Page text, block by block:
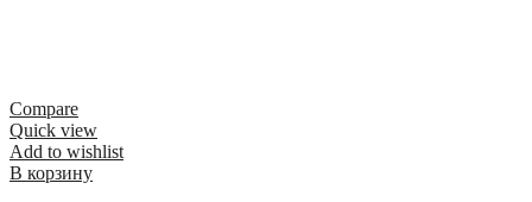
Compare
Quick view
Add to wishlist
В корзину